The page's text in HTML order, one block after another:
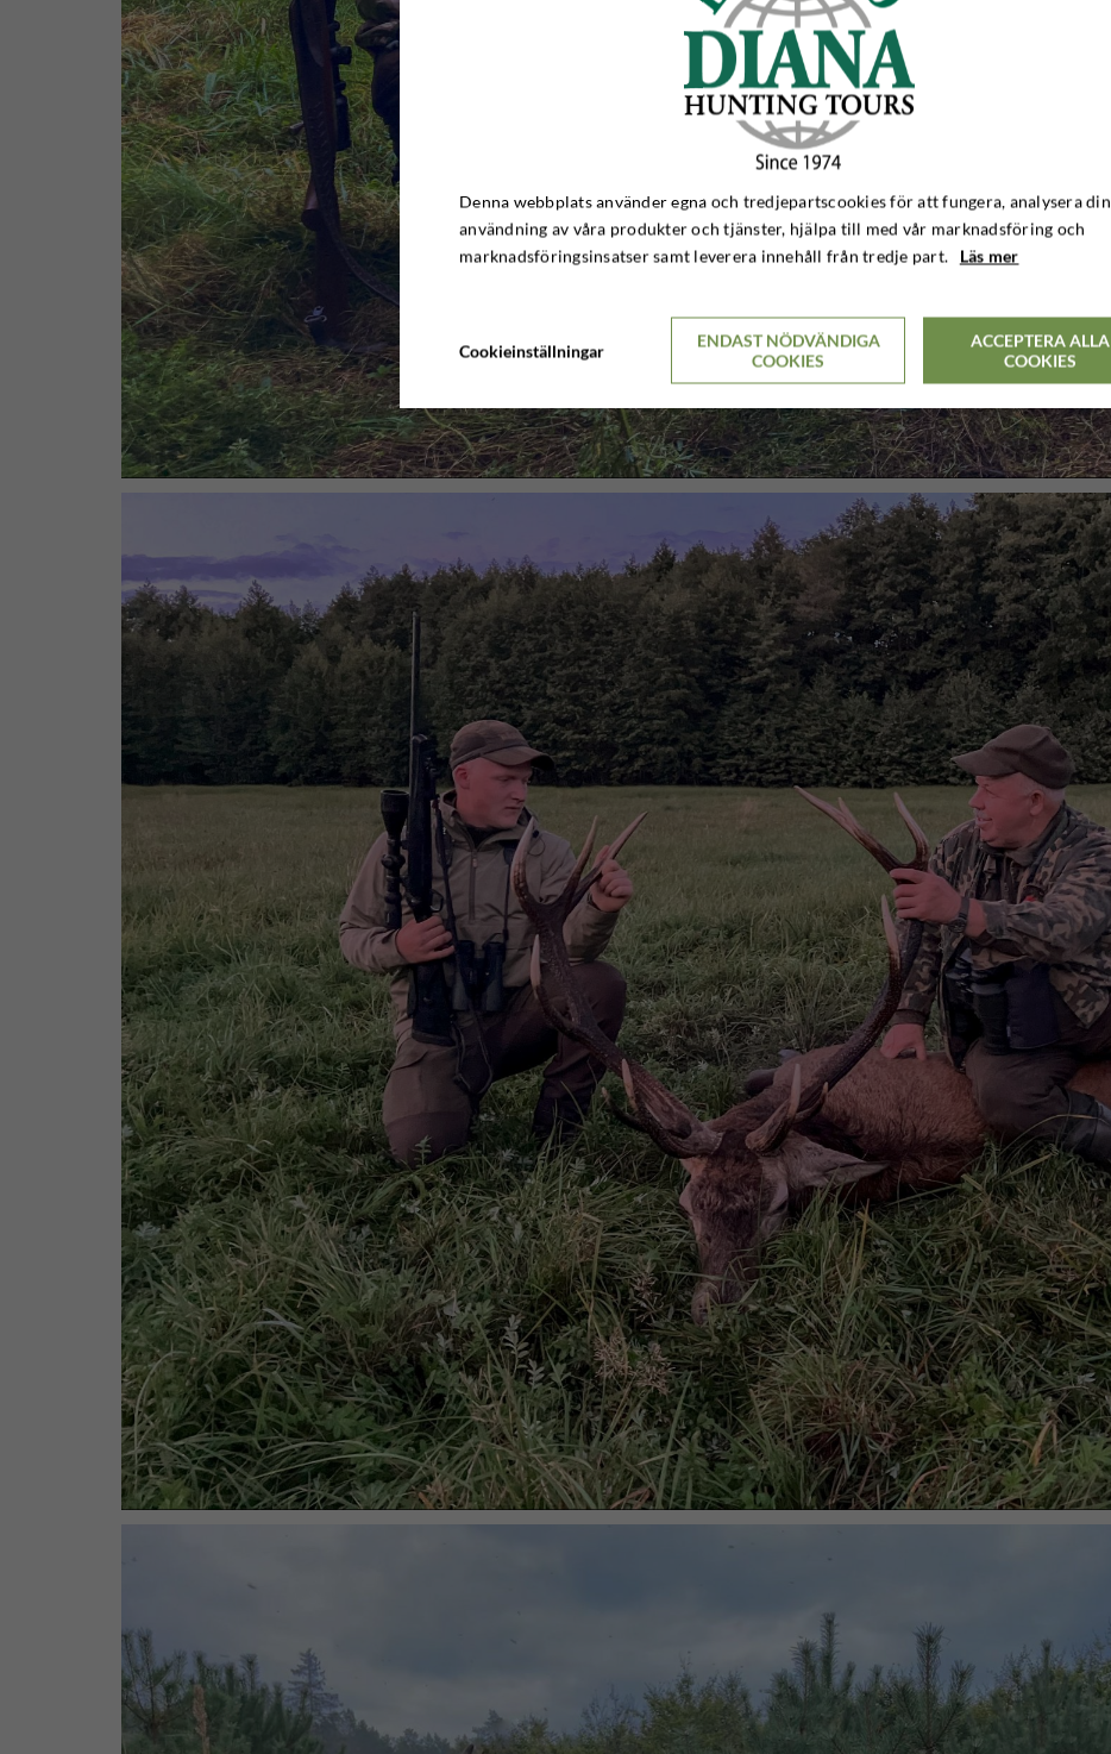
Denna webbplats använder egna och tredjepartscookies för att fungera, analysera din
användning av våra produkter och tjänster, hjälpa till med vår marknadsföring och
marknadsföringsinsatser samt leverera innehåll från tredje part. Läs mer
Cookieinställningar
ENDAST NÖDVÄNDIGA
COOKIES
ACCEPTERA ALLA
COOKIES